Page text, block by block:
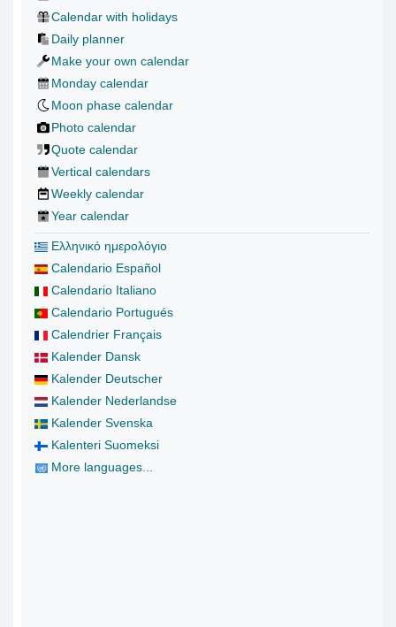
Calendar with holidays
Daily planner
Make your own calendar
Monday calendar
Moon phase calendar
Photo calendar
Quote calendar
Vertical calendars
Weekly calendar
Year calendar
Ελληνικό ημερολόγιο
Calendario Español
Calendario Italiano
Calendario Portugués
Calendrier Français
Kalender Dansk
Kalender Deutscher
Kalender Nederlandse
Kalender Svenska
Kalenteri Suomeksi
More languages...